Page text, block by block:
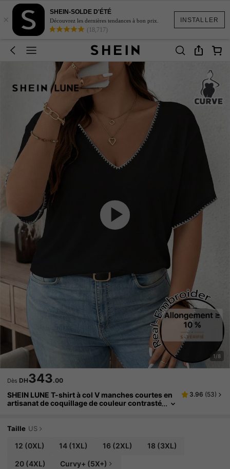
INSTALLER
×
SHEIN-SOLDE D'ÉTÉ
Découvrez les dernières tendances à bon prix.
(18,717)
1/8
Dès DH343.00
SHEIN LUNE T-shirt à col V manches courtes en
artisanat de coquillage de couleur contrasté
3.96 (53)
Taille US
12 (0XL) 14 (1XL) 16 (2XL) 18 (3XL)
20(4XL) Curvy+ (5X+)